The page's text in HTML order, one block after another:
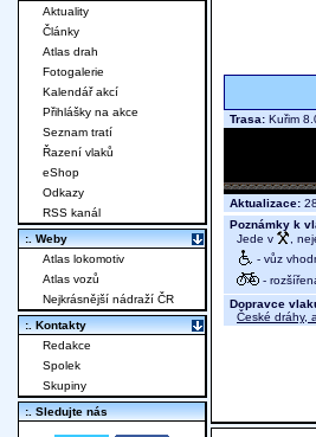
Trasa: Kuřim
Aktualizace:
Poznámky k
Jede v
,
- vůz
-
Dopravce
České dráhy,
Aktuality
Články
Atlas drah
Fotogalerie
Kalendář akcí
Přihlášky na akce
Seznam tratí
Řazení vlaků
eShop
Odkazy
RSS kanál
:. Weby
Atlas lokomotiv
Atlas vozů
Nejkrásnější nádraží ČR
:. Kontakty
Redakce
Spolek
Skupiny
:. Sledujte nás